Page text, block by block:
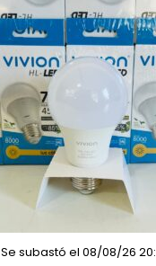
Se subastó el 08/08/26